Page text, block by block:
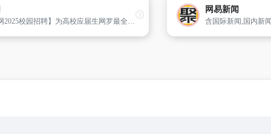
【海投网2025校园招聘】为高校应届生网罗最全面的宣讲会、招聘、实习等校招求职信息，帮助大学毕业生找到最合适的工作
网易新闻